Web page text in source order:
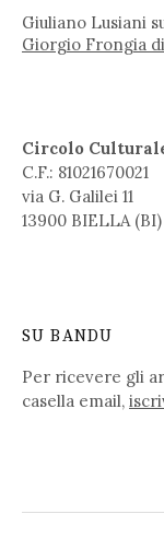
Giuliano Lusiani
Giorgio Frongia
Circolo
C.F.: 81021670021
via G. Galilei 11
13900 BIELLA (BI)
SU BANDU
Per ricevere gli
casella email,